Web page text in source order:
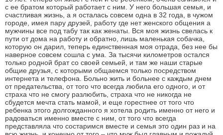
с ее братом который работает с ним. У него большая семья, и
счастливая жизнь, а я осталась совсем одна в 32 года, в чужом
городе, имея пару друзей, работу где нет женского общения а
мужчины все под табу так как женаты. Вся моя жизнь свелась к
пути от дома на работу и обратно, лишь маленькая собачка,
которую он дарил, теперь единственная моя отрада, без нее бы
наверное совсем сошла с ума. За тысячи километров остался
только родной брат со своей семьей, и там же наши старые
общие друзья, с которыми общаемся только посредством
интернета и телефона. Больно жить и больнее с каждым днем
от предательства, от того что всегда любила его одного, и от
страха что не смогу разлюбить, страха что не никогда не
сбудется мечта стать мамой, и еще горестнее от того что
ребенка этого долгожданного я хотела родить именно от него и
радоваться именно вместе с ним, от того что всегда
представляла что состаримся вместе и семья это один раз и на